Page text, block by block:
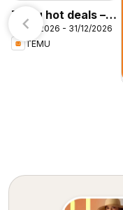
Temu hot deals –
Mexico
06/08/2026 - 31/12/2026
TEMU